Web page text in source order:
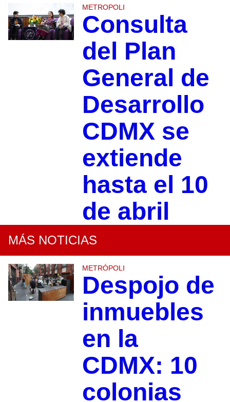
METROPOLI
Consulta
del Plan
General de
Desarrollo
CDMX se
extiende
hasta el 10
de abril
MÁS NOTICIAS
METRÓPOLI
Despojo de
inmuebles
en la
CDMX: 10
colonias